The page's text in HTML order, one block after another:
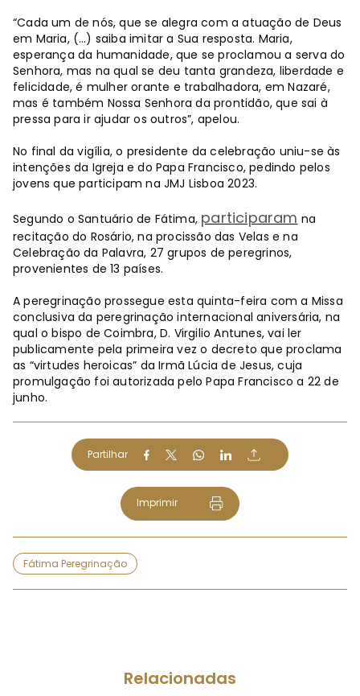
“Cada um de nós, que se alegra com a atuação de Deus
em Maria, (…) saiba imitar a Sua resposta. Maria,
esperança da humanidade, que se proclamou a serva do
Senhora, mas na qual se deu tanta grandeza, liberdade e
felicidade, é mulher orante e trabalhadora, em Nazaré,
mas é também Nossa Senhora da prontidão, que sai à
pressa para ir ajudar os outros”, apelou.
No final da vigília, o presidente da celebração uniu-se às
intenções da Igreja e do Papa Francisco, pedindo pelos
jovens que participam na JMJ Lisboa 2023.
Segundo o Santuário de Fátima, participaram na
recitação do Rosário, na procissão das Velas e na
Celebração da Palavra, 27 grupos de peregrinos,
provenientes de 13 países.
A peregrinação prossegue esta quinta-feira com a Missa
conclusiva da peregrinação internacional aniversária, na
qual o bispo de Coimbra, D. Virgilio Antunes, vai ler
publicamente pela primeira vez o decreto que proclama
as “virtudes heroicas” da Irmã Lúcia de Jesus, cuja
promulgação foi autorizada pelo Papa Francisco a 22 de
junho.
Partilhar
Imprimir
Fátima Peregrinação
Relacionadas